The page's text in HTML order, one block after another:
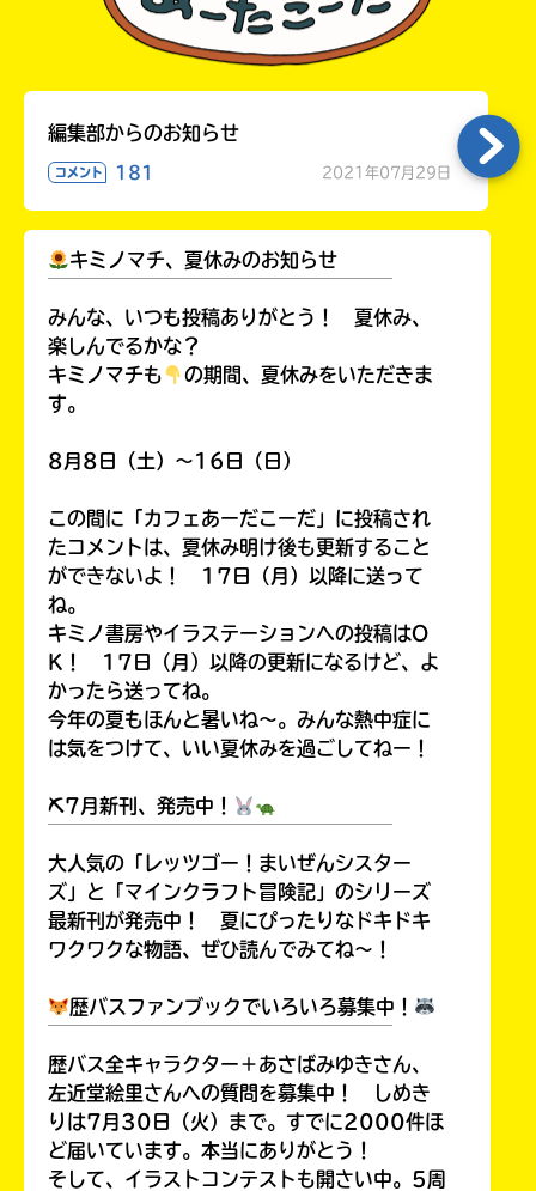
編集部からのお知らせ
コメント 181 2021年07月29日
キミノマチ、夏休みのお知らせ
みんな、いつも投稿ありがとう！ 夏休み、
楽しんでるかな？
キミノマチも
の期間、夏休みをいただきま
す。
8月8日（土）～16日（日）
この間に「カフェあーだこーだ」に投稿され
たコメントは、夏休み明け後も更新すること
ができないよ！ 17日（月）以降に送って
ね。
キミノ書房やイラステーションへの投稿はO
K！ 17日（月）以降の更新になるけど、よ
かったら送ってね。
今年の夏もほんと暑いね～。みんな熱中症に
は気をつけて、いい夏休みを過ごしてねー！
⛏7月新刊、発売中！
大人気の「レッツゴー！まいぜんシスター
ズ」と「マインクラフト冒険記」のシリーズ
最新刊が発売中！ 夏にぴったりなドキドキ
ワクワクな物語、ぜひ読んでみてね～！
歴バスファンブックでいろいろ募集中！
歴バス全キャラクター＋あさばみゆきさん、
左近堂絵里さんへの質問を募集中！ しめき
りは7月30日（火）まで。すでに2000件ほ
ど届いています。本当にありがとう！
そして、イラストコンテストも開さい中。5周